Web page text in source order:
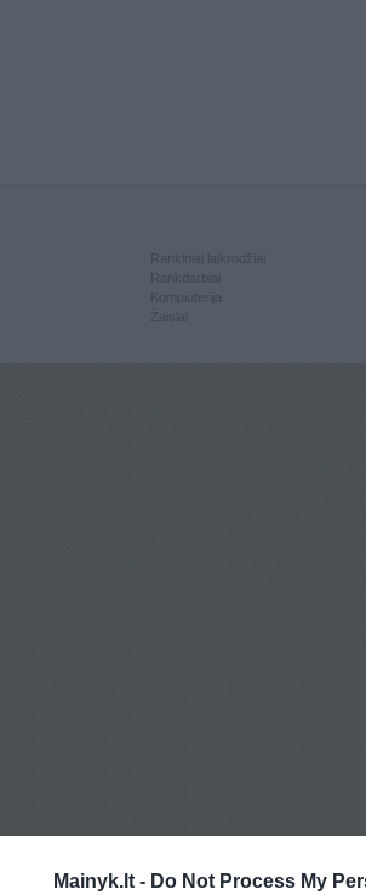
Mainyk.lt - Do Not Process My
Kompiuterija
Žaislai